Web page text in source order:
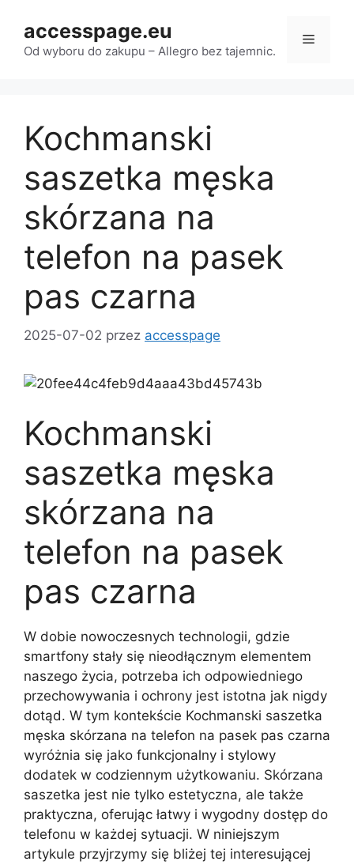
treści
accesspage.eu
Od wyboru do zakupu – Allegro bez tajemnic.
Menu
Kochmanski
saszetka męska
skórzana na
telefon na pasek
pas czarna
2025-07-02 przez accesspage
Kochmanski
saszetka męska
skórzana na
telefon na pasek
pas czarna
W dobie nowoczesnych technologii, gdzie
smartfony stały się nieodłącznym elementem
naszego życia, potrzeba ich odpowiedniego
przechowywania i ochrony jest istotna jak nigdy
dotąd. W tym kontekście Kochmanski saszetka
męska skórzana na telefon na pasek pas czarna
wyróżnia się jako funkcjonalny i stylowy
dodatek w codziennym użytkowaniu. Skórzana
saszetka jest nie tylko estetyczna, ale także
praktyczna, oferując łatwy i wygodny dostęp do
telefonu w każdej sytuacji. W niniejszym
artykule przyjrzymy się bliżej tej interesującej